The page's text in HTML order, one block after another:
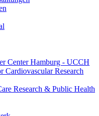
Center Hamburg - UCCH
Cardiovascular Research
Research & Public Health